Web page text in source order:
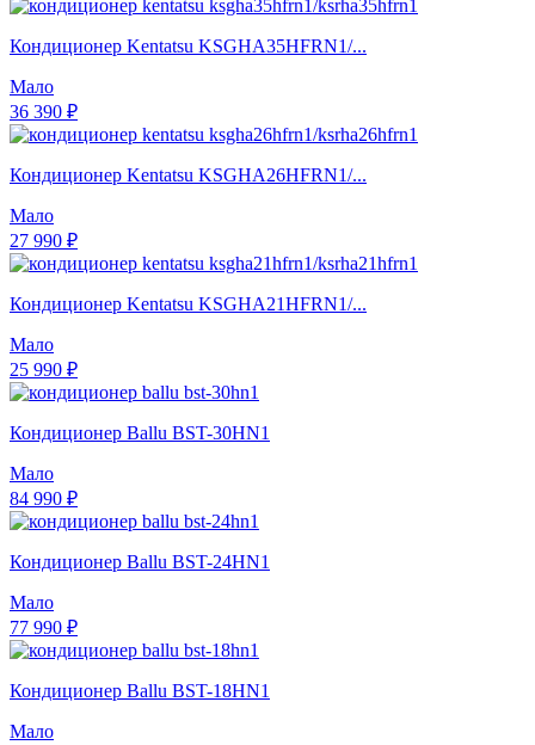
Кондиционер Kentatsu KSGHA35HFRN1/...
Мало
36 390 ₽
Кондиционер Kentatsu KSGHA26HFRN1/...
Мало
27 990 ₽
Кондиционер Kentatsu KSGHA21HFRN1/...
Мало
25 990 ₽
Кондиционер Ballu BST-30HN1
Мало
84 990 ₽
Кондиционер Ballu BST-24HN1
Мало
77 990 ₽
Кондиционер Ballu BST-18HN1
Мало